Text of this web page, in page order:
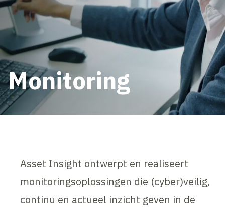
Monitoring
Asset Insight ontwerpt en realiseert
monitoringsoplossingen die (cyber)veilig,
continu en actueel inzicht geven in de